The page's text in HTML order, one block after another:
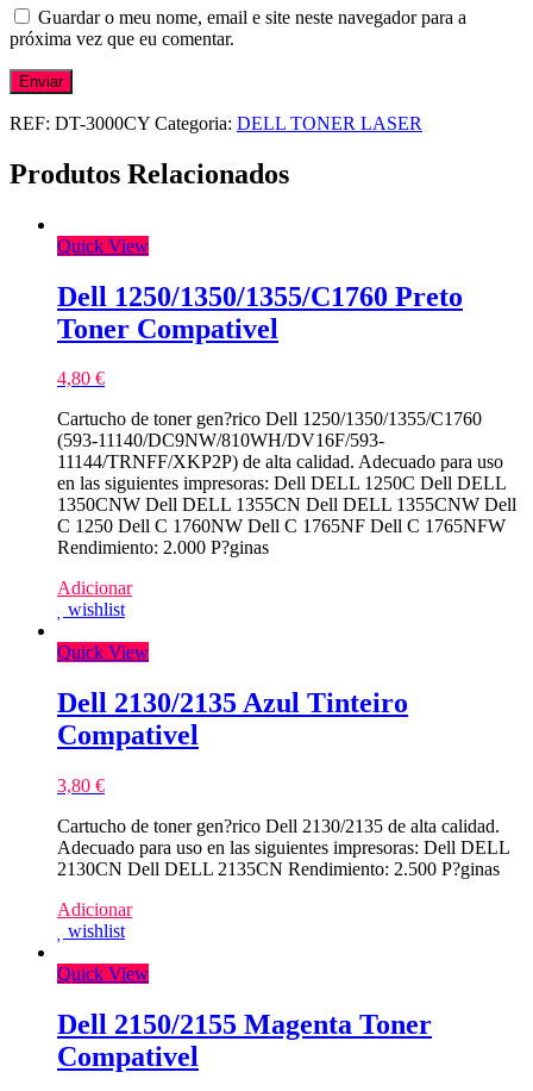
Guardar o meu nome, email e site neste navegador para a
próxima vez que eu comentar.
REF: DT-3000CY Categoria: DELL TONER LASER
Produtos Relacionados
Quick View
Dell 1250/1350/1355/C1760 Preto
Toner Compativel
4,80 €
Cartucho de toner gen?rico Dell 1250/1350/1355/C1760
(593-11140/DC9NW/810WH/DV16F/593-
11144/TRNFF/XKP2P) de alta calidad. Adecuado para uso
en las siguientes impresoras: Dell DELL 1250C Dell DELL
1350CNW Dell DELL 1355CN Dell DELL 1355CNW Dell
C 1250 Dell C 1760NW Dell C 1765NF Dell C 1765NFW
Rendimiento: 2.000 P?ginas
Adicionar
wishlist
Quick View
Dell 2130/2135 Azul Tinteiro
Compativel
3,80 €
Cartucho de toner gen?rico Dell 2130/2135 de alta calidad.
Adecuado para uso en las siguientes impresoras: Dell DELL
2130CN Dell DELL 2135CN Rendimiento: 2.500 P?ginas
Adicionar
wishlist
Quick View
Dell 2150/2155 Magenta Toner
Compativel